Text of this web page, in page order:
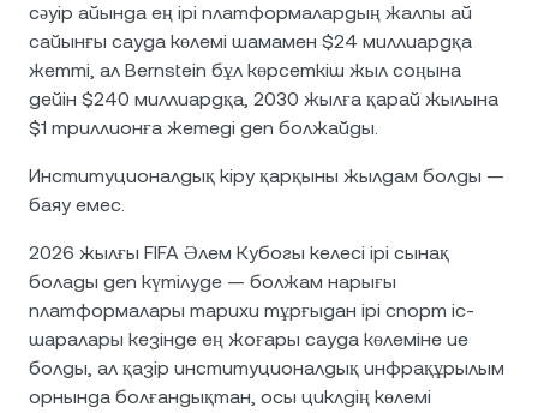
сәуір айында ең ірі платформалардың жалпы ай
сайынғы сауда көлемі шамамен $24 миллиардқа
жетті, ал Bernstein бұл көрсеткіш жыл соңына
дейін $240 миллиардқа, 2030 жылға қарай жылына
$1 триллионға жетеді деп болжайды.
Институционалдық кіру қарқыны жылдам болды —
баяу емес.
2026 жылғы FIFA Әлем Кубогы келесі ірі сынақ
болады деп күтілуде — болжам нарығы
платформалары тарихи тұрғыдан ірі спорт іс-
шаралары кезінде ең жоғары сауда көлеміне ие
болды, ал қазір институционалдық инфрақұрылым
орнында болғандықтан, осы циклдің көлемі